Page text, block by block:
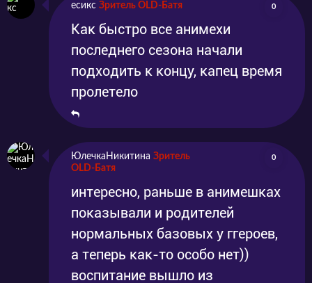
есикс Зритель OLD-Батя 0
Как быстро все анимехи
последнего сезона начали
подходить к концу, капец время
пролетело
ЮлечкаНикитина Зритель
OLD-Батя
0
интересно, раньше в анимешках
показывали и родителей
нормальных базовых у ггероев,
а теперь как-то особо нет))
воспитание вышло из